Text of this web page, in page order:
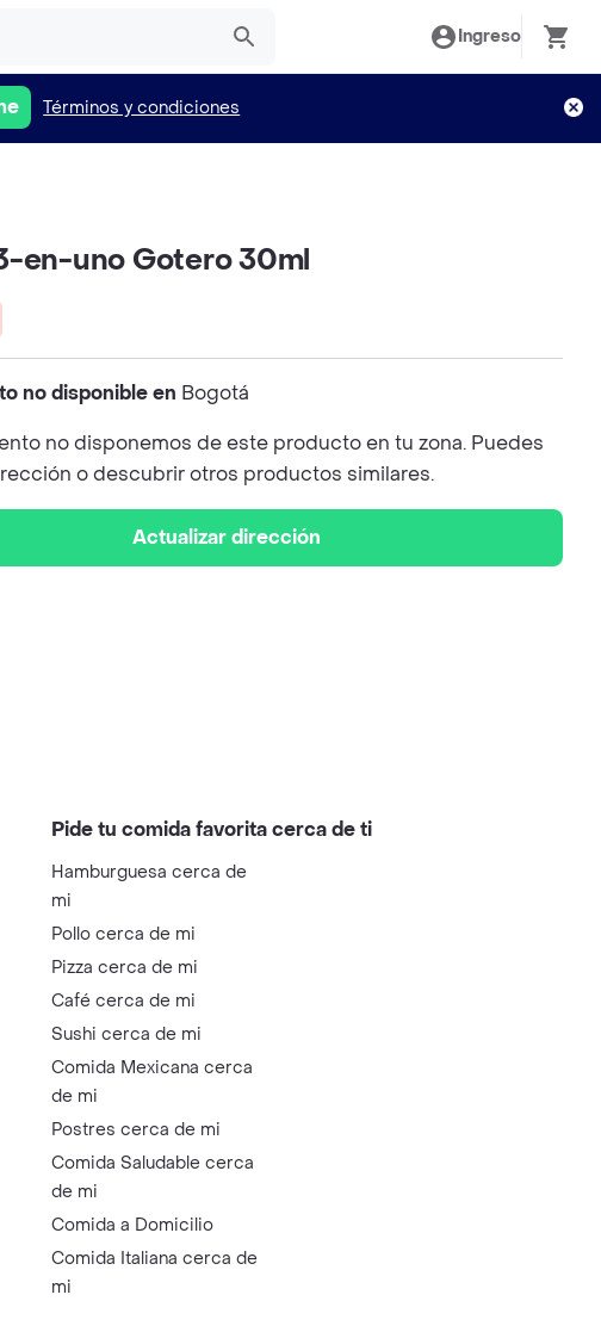
Ingreso
Términos y condiciones
en-uno Gotero 30ml
no disponible en Bogotá
no disponemos de este producto en tu zona. Puedes
o descubrir otros productos similares.
Actualizar dirección
Pide tu comida favorita cerca de ti
Hamburguesa cerca de
mi
Pollo cerca de mi
Pizza cerca de mi
Café cerca de mi
Sushi cerca de mi
Comida Mexicana cerca
de mi
Postres cerca de mi
Comida Saludable cerca
de mi
Comida a Domicilio
Comida Italiana cerca de
mi